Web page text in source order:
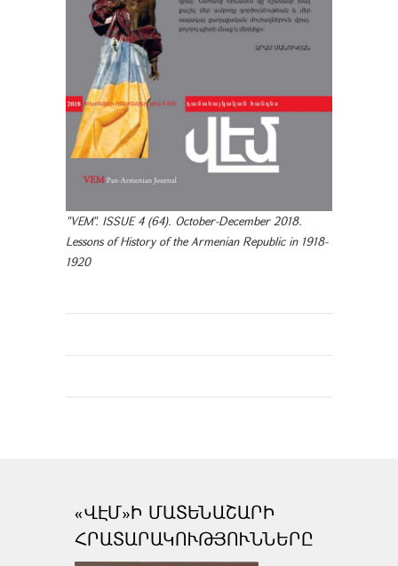
"VEM". ISSUE 4 (64). October-December 2018.
Lessons of History of the Armenian Republic in 1918-
1920
«ՎԷՄ»Ի ՄԱՏԵՆԱՇԱՐԻ
ՀՐԱՏԱՐԱԿՈՒԹՅՈՒՆՆԵՐԸ